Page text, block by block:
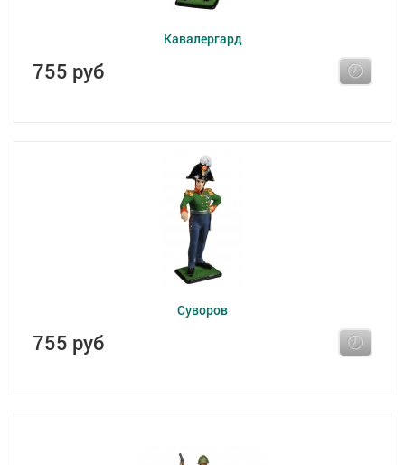
Кавалергард
755 руб
Суворов
755 руб